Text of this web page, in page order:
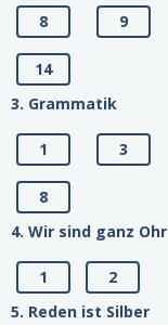
8 9
14
3. Grammatik
1 3
8
4. Wir sind ganz Ohr
1
2
5. Reden ist Silber